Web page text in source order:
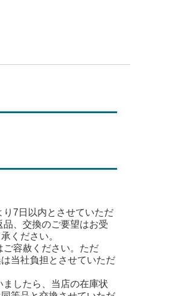
7日以内とさせていただ
、交換のご要望はお受
ください。
容赦ください。ただ
当社負担とさせていただ
したら、当店の在庫状